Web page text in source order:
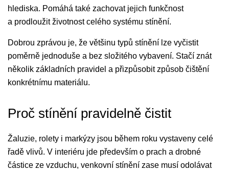
hlediska. Pomáhá také zachovat jejich funkčnost
a prodloužit životnost celého systému stínění.
Dobrou zprávou je, že většinu typů stínění lze vyčistit
poměrně jednoduše a bez složitého vybavení. Stačí znát
několik základních pravidel a přizpůsobit způsob čištění
konkrétnímu materiálu.
Proč stínění pravidelně čistit
Žaluzie, rolety i markýzy jsou během roku vystaveny celé
řadě vlivů. V interiéru jde především o prach a drobné
částice ze vzduchu, venkovní stínění zase musí odolávat